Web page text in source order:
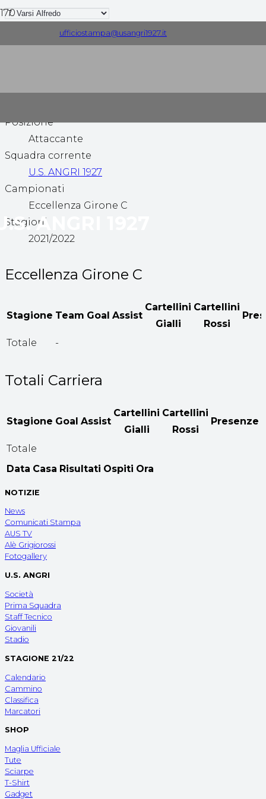
ufficiostampa@usangri1927.it
ANGRI 1927
Posizione
Attaccante
Squadra corrente
U.S. ANGRI 1927
Campionati
Eccellenza Girone C
Stagioni
2021/2022
Eccellenza Girone C
Stagione Team Goal Assist
Cartellini
Gialli
Cartellini
Rossi
Totale -
Totali Carriera
Stagione Goal Assist
Cartellini
Gialli
Cartellini
Rossi
Presenze
Totale
Data Casa Risultati Ospiti Ora
NOTIZIE
News
Comunicati Stampa
AUS TV
Alè Grigiorossi
Fotogallery
U.S. ANGRI
Società
Prima Squadra
Staff Tecnico
Giovanili
Stadio
STAGIONE 21/22
Calendario
Cammino
Classifica
Marcatori
SHOP
Maglia Ufficiale
Tute
Sciarpe
T-Shirt
Gadget